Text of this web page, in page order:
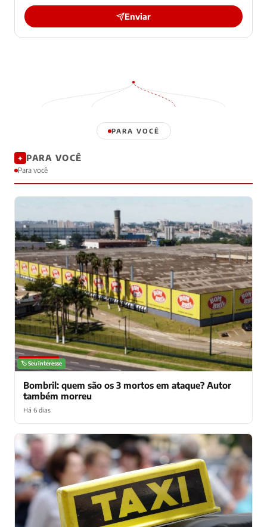
Enviar
PARA VOCÊ
✦ PARA VOCÊ
Para você
NOTÍCIAS
🏷️ Seu interesse
Bombril: quem são os 3 mortos em ataque? Autor
também morreu
Há 6 dias